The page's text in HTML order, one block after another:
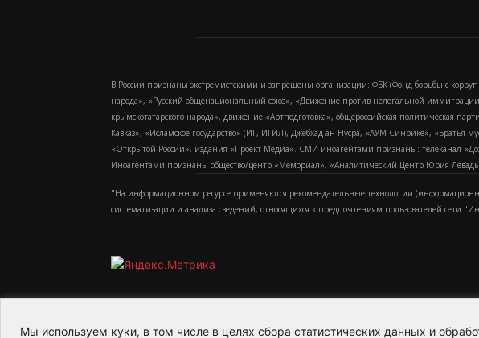
Мы используем куки, в том числе в целях сбора статистических данных и
В России признаны экстремистскими и запрещены организации: ФБК (Фонд борьбы с
народа», «Русский общенациональный союз», «Движение против нелегальной
крымскотатарского народа», движение «Артподготовка», общероссийская политическая
Кавказ», «Исламское государство» (ИГ, ИГИЛ), Джебхад-ан-Нусра, «АУМ Синрике»,
«Открытой России», издания «Проект Медиа». СМИ-иноагентами признаны: телеканал
Иноагентами признаны общество/центр «Мемориал», «Аналитический Центр Юрия
"На информационном ресурсе применяются рекомендательные технологии
систематизации и анализа сведений, относящихся к предпочтениям пользователей сети